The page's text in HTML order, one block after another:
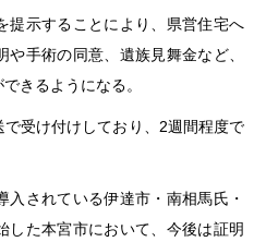
提示することにより、県営住宅へ
手術の同意、遺族見舞金など、
きるようになる。
受け付けしており、2週間程度で
されている伊達市・南相馬氏・
した本宮市において、今後は証明